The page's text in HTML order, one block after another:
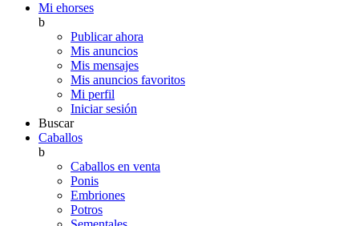
Mi ehorses
b
Publicar ahora
Mis anuncios
Mis mensajes
Mis anuncios favoritos
Mi perfil
Iniciar sesión
Buscar
Caballos
b
Caballos en venta
Ponis
Embriones
Potros